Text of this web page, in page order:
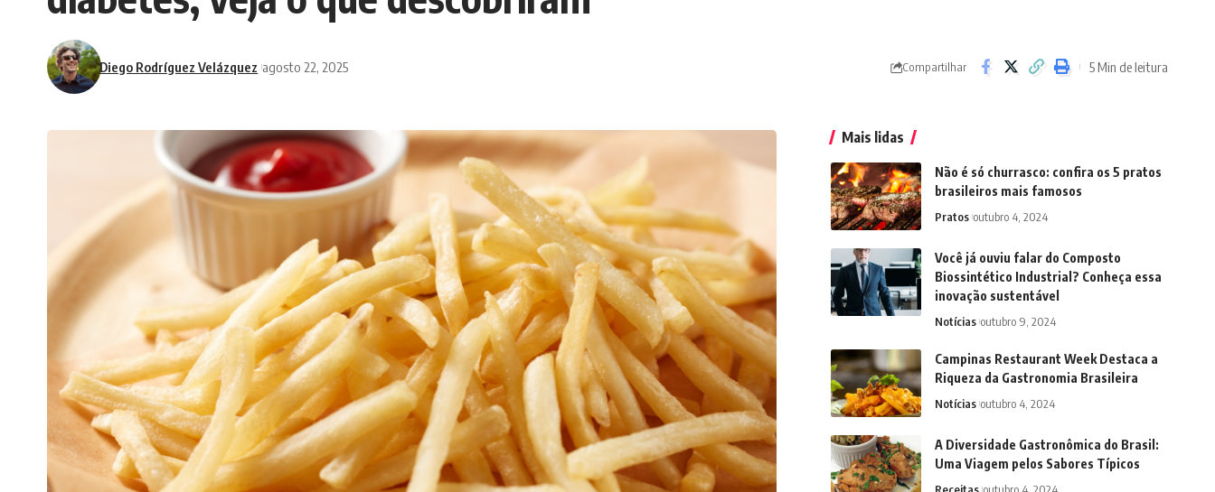
Diego Rodríguez Velázquez agosto 22, 2025 Compartilhar 5 Min de leitura
Mais lidas
Não é só churrasco: confira os 5 pratos
brasileiros mais famosos
Pratos outubro 4, 2024
Você já ouviu falar do Composto
Biossintético Industrial? Conheça essa
inovação sustentável
Notícias outubro 9, 2024
Campinas Restaurant Week Destaca a
Riqueza da Gastronomia Brasileira
Notícias outubro 4, 2024
A Diversidade Gastronômica do Brasil:
Uma Viagem pelos Sabores Típicos